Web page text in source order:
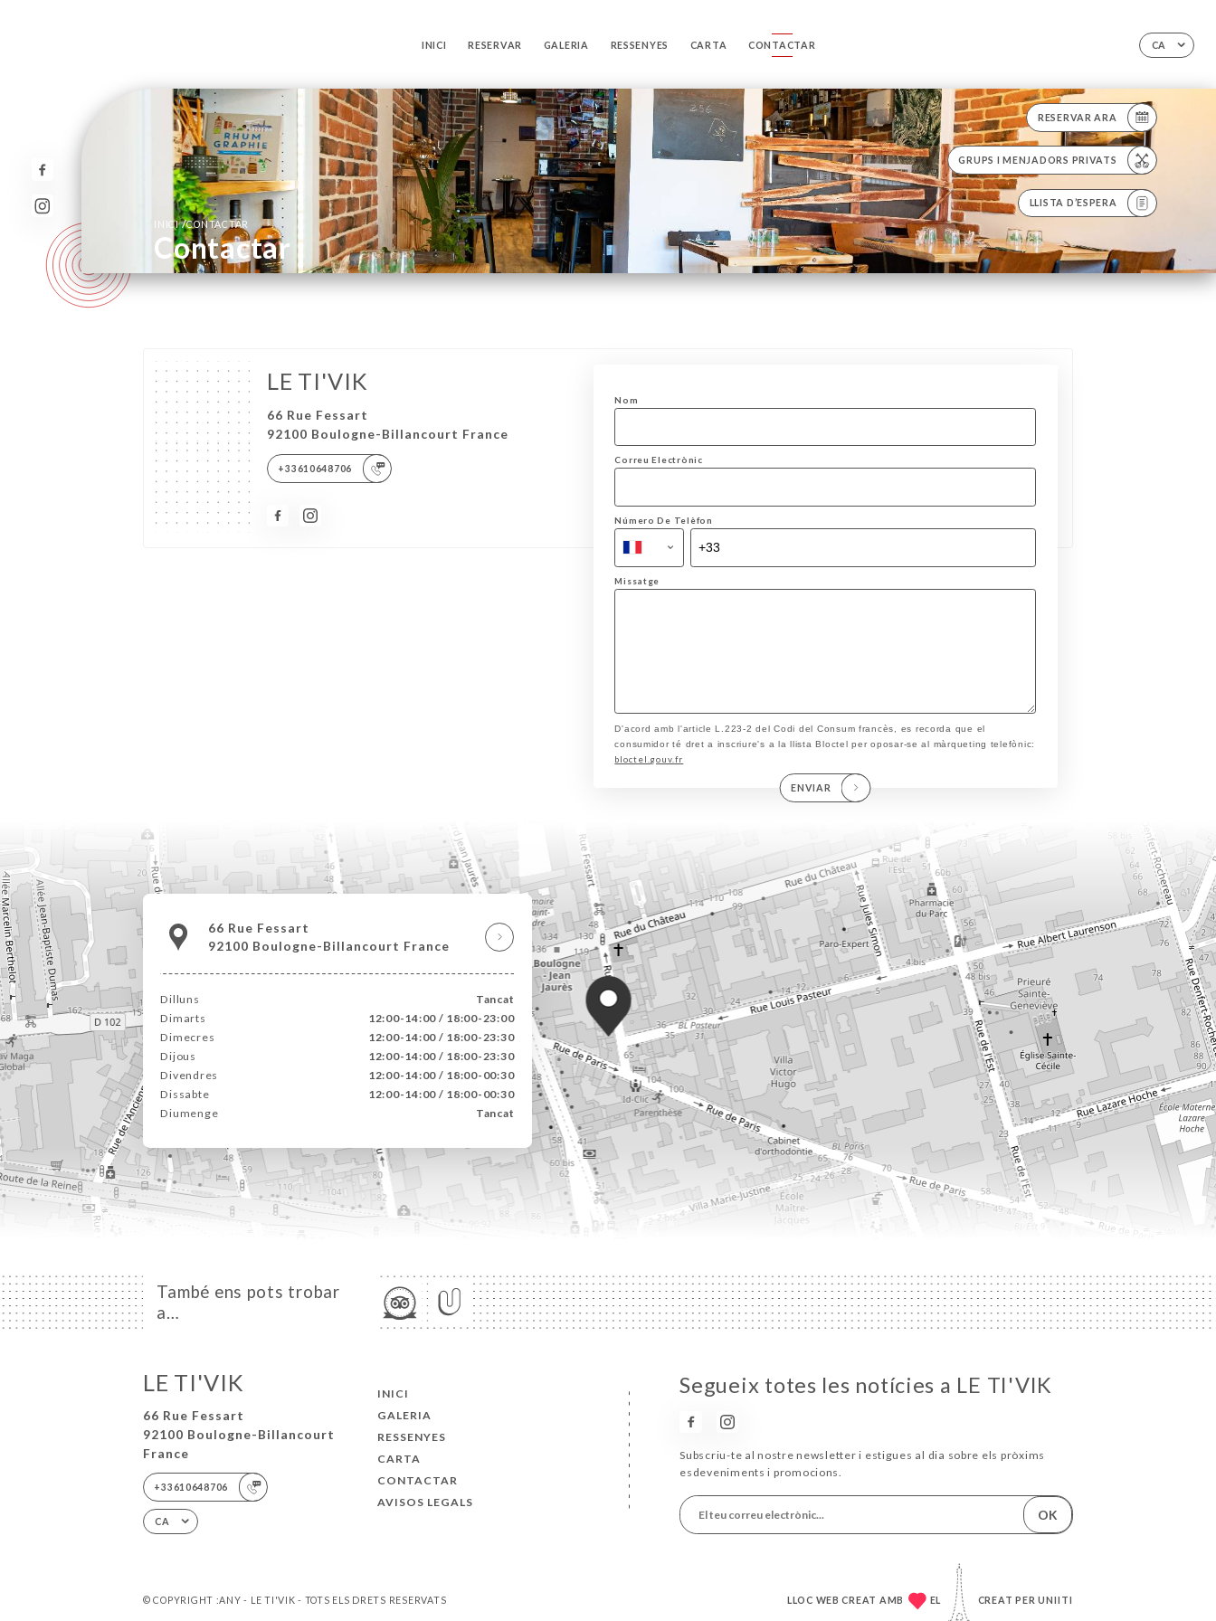
CA
INICI RESERVAR GALERIA RESSENYES CARTA CONTACTAR
RESERVAR ARA
GRUPS I MENJADORS PRIVATS
LLISTA D’ESPERA
INICI/CONTACTAR
Contactar
LE TI'VIK
66 Rue Fessart
92100 Boulogne-Billancourt France
+33610648706
Nom
Correu Electrònic
Número De Telèfon
Missatge
D'acord amb l'article L.223-2 del Codi del Consum francès, es recorda que el
consumidor té dret a inscriure's a la llista Bloctel per oposar-se al màrqueting telefònic:
bloctel.gouv.fr
ENVIAR
66 Rue Fessart
92100 Boulogne-Billancourt France
Dilluns
Tancat
Dimarts
12:00-14:00 / 18:00-23:00
Dimecres
12:00-14:00 / 18:00-23:30
Dijous
12:00-14:00 / 18:00-23:30
Divendres
12:00-14:00 / 18:00-00:30
Dissabte
12:00-14:00 / 18:00-00:30
Diumenge
Tancat
També ens pots trobar
a…
LE TI'VIK
66 Rue Fessart
92100 Boulogne-Billancourt
France
+33610648706
CA
INICI
GALERIA
RESSENYES
CARTA
CONTACTAR
AVISOS LEGALS
Segueix totes les notícies a LE TI'VIK
Subscriu-te al nostre newsletter i estigues al dia sobre els pròxims
esdeveniments i promocions.
OK
© COPYRIGHT :ANY - LE TI'VIK - TOTS ELS DRETS RESERVATS LLOC WEB CREAT AMB EL CREAT PERUNIITI